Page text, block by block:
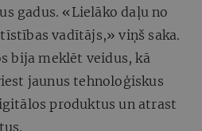
gadus. «Lielāko daļu no
vadītājs,» viņš saka.
bija meklēt veidus, kā
jaunus tehnoloģiskus
produktus un atrast